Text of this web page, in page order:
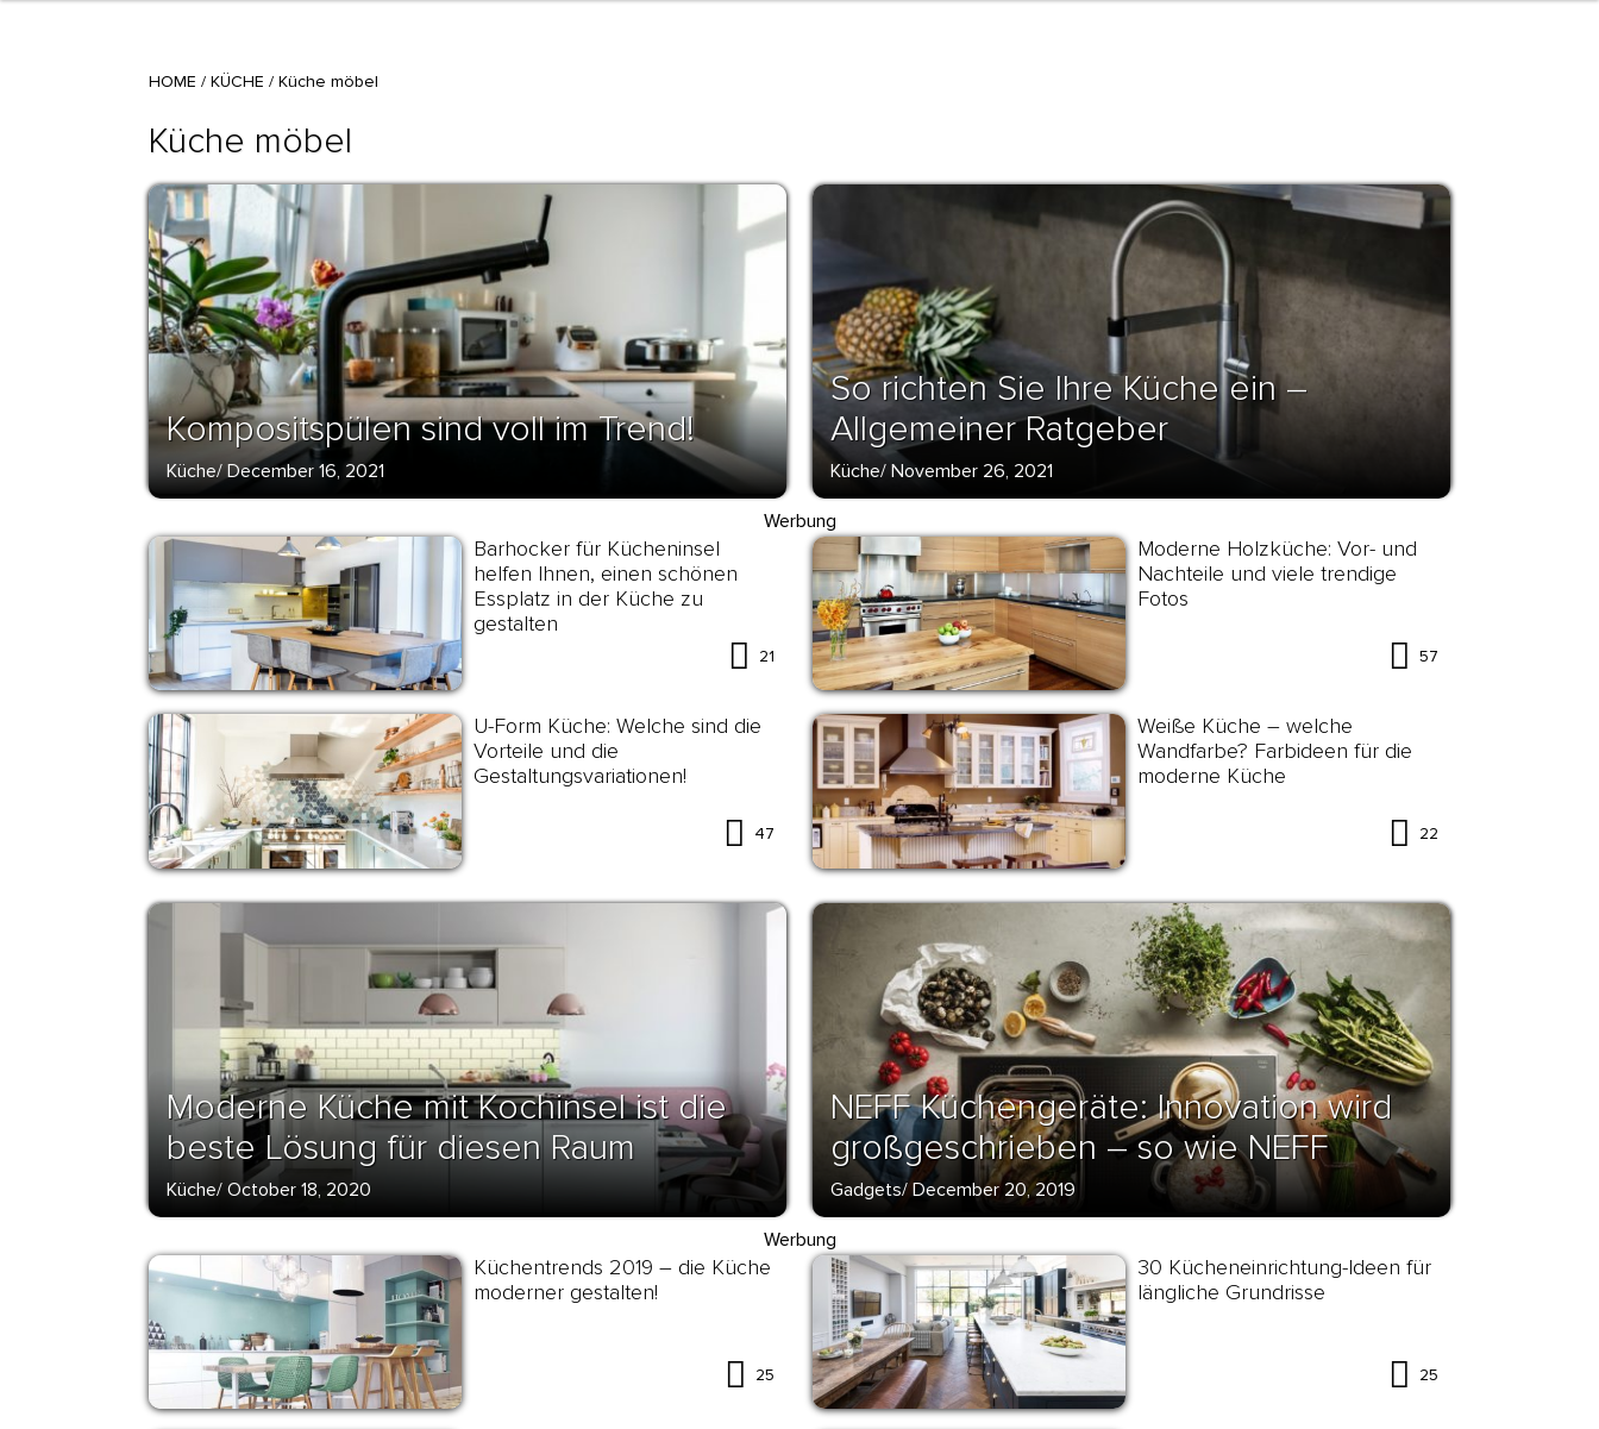
HOME / KÜCHE / Küche möbel
Küche möbel
Kompositspülen sind voll im Trend!
Küche/December 16, 2021
So richten Sie Ihre Küche ein –
Allgemeiner Ratgeber
Küche/ November 26, 2021
Werbung
Barhocker für Kücheninsel
helfen Ihnen, einen schönen
Essplatz in der Küche zu
gestalten
21
Moderne Holzküche: Vor- und
Nachteile und viele trendige
Fotos
57
U-Form Küche: Welche sind die
Vorteile und die
Gestaltungsvariationen!
47
Weiße Küche – welche
Wandfarbe? Farbideen für die
moderne Küche
22
Moderne Küche mit Kochinsel ist die
beste Lösung für diesen Raum
Küche/ October 18, 2020
NEFF Küchengeräte: Innovation wird
großgeschrieben – so wie NEFF
Gadgets/December 20, 2019
Werbung
Küchentrends 2019 – die Küche
moderner gestalten!
25
30 Kücheneinrichtung-Ideen für
längliche Grundrisse
25